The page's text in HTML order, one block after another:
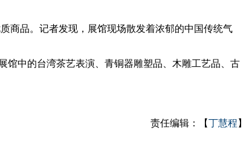
商品。记者发现，展馆现场散发着浓郁的中国传统气
中的台湾茶艺表演、青铜器雕塑品、木雕工艺品、古
责任编辑：【丁慧程 】